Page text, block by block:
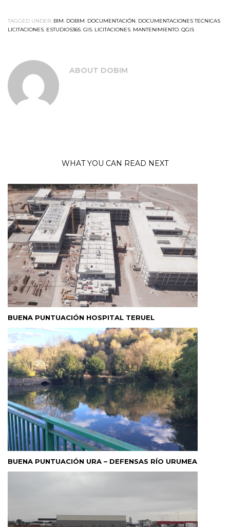
TAGGED UNDER: BIM, DOBIM, DOCUMENTACIÓN, DOCUMENTACIONES TECNICAS
LICITACIONES, ESTUDIOS365, GIS, LICITACIONES, MANTENIMIENTO, QGIS
ABOUT DOBIM
WHAT YOU CAN READ NEXT
BUENA PUNTUACIÓN HOSPITAL TERUEL
BUENA PUNTUACIÓN URA – DEFENSAS RÍO URUMEA